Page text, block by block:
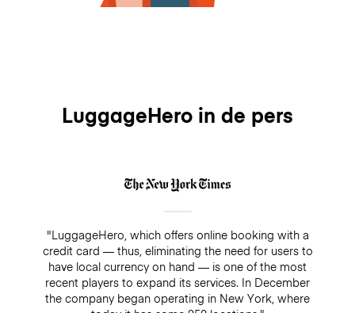
LuggageHero in de pers
"LuggageHero, which offers online booking with a
credit card — thus, eliminating the need for users to
have local currency on hand — is one of the most
recent players to expand its services. In December
the company began operating in New York, where